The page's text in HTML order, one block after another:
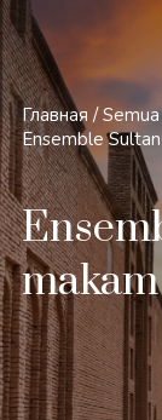
Главная /
Ensemble